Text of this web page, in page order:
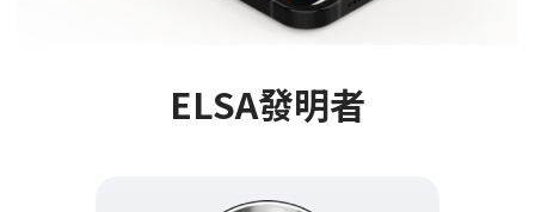
ELSA發明者